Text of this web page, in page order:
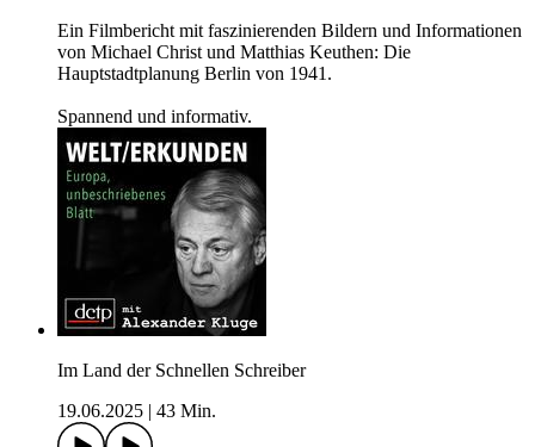
Ein Filmbericht mit faszinierenden Bildern und Informationen
von Michael Christ und Matthias Keuthen: Die
Hauptstadtplanung Berlin von 1941.
Spannend und informativ.
Im Land der Schnellen Schreiber
19.06.2025
43 Min.